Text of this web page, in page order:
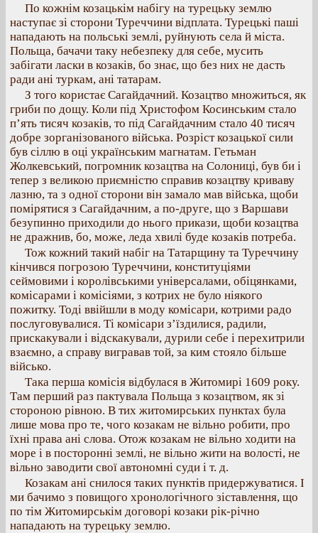
По кожнім козацькім набігу на турецьку землю
наступає зі сторони Туреччини відплата. Турецькі паші
нападають на польські землі, руйнують села й міста.
Польща, бачачи таку небезпеку для себе, мусить
забігати ласки в козаків, бо знає, що без них не дасть
ради ані туркам, ані татарам.
З того користає Сагайдачний. Козацтво множиться, як
гриби по дощу. Коли під Христофом Косинським стало
п’ять тисяч козаків, то під Сагайдачним стало 40 тисяч
добре зорганізованого війська. Розріст козацької сили
був сіллю в оці українським магнатам. Гетьман
Жолкевський, погромник козацтва на Солониці, був би і
тепер з великою приємністю справив козацтву криваву
лазню, та з одної сторони він замало мав війська, щоби
помірятися з Сагайдачним, а по-друге, що з Варшави
безупинно приходили до нього прикази, щоби козацтва
не дражнив, бо, може, леда хвилі буде козаків потреба.
Тож кожний такий набіг на Татарщину та Туреччину
кінчився погрозою Туреччини, конституціями
сеймовими і королівськими універсалами, обіцянками,
комісарами і комісіями, з котрих не було ніякого
пожитку. Тоді ввійшли в моду комісари, котрими радо
послуговувалися. Ті комісари з’їздилися, радили,
прискакували і відскакували, дурили себе і перехитрили
взаємно, а справу вигравав той, за ким стояло більше
військо.
Така перша комісія відбулася в Житомирі 1609 року.
Там перший раз пактувала Польща з козацтвом, як зі
стороною рівною. В тих житомирських пунктах була
лише мова про те, чого козакам не вільно робити, про
їхні права ані слова. Отож козакам не вільно ходити на
море і в посторонні землі, не вільно жити на волості, не
вільно заводити свої автономні суди і т. д.
Козакам ані снилося таких пунктів придержуватися. І
ми бачимо з повищого хронологічного зіставлення, що
по тім Житомирськім договорі козаки рік-річно
нападають на турецьку землю.